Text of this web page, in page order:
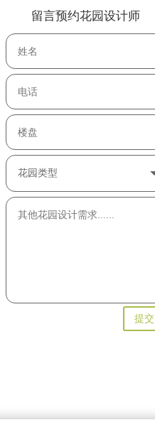
留言预约花园设计师
提交